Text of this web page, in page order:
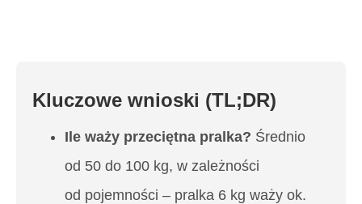
Kluczowe wnioski (TL;DR)
Ile waży przeciętna pralka? Średnio
od 50 do 100 kg, w zależności
od pojemności – pralka 6 kg waży ok.